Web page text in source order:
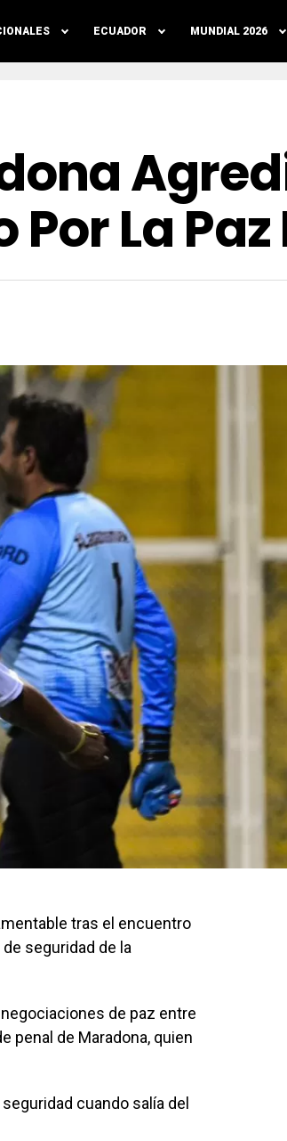
ECUADOR MUNDIAL 2026
La
tras el encuentro
de seguridad de la
de paz entre
penal de Maradona, quien
cuando salía del